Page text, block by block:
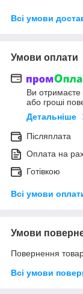
Всі умови
Умови оплати
Ви
або гроші
Детальніше
Післяплата
Оплата на
Готівкою
Всі умови
Умови
Повернення
Всі умови